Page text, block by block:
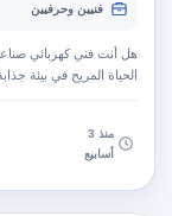
فنيين وحرفيين
هل أنت فني كهربائي
الحياة المريح في بيئة
منذ 3
أسابيع